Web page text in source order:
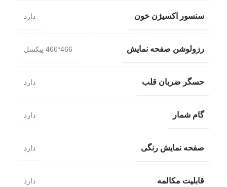
سنسور اکسیژن خون دارد
رزولوشن صفحه نمایش 466*466 پیکسل
حسگر ضربان قلب دارد
گام شمار دارد
صفحه نمایش رنگی دارد
قابلیت مکالمه دارد